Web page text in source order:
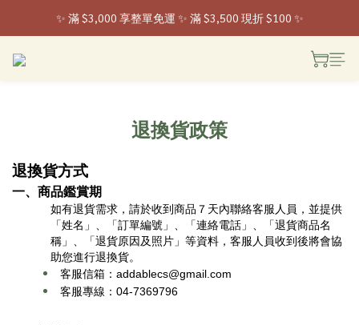
✨ 全家取貨新登場 ✨ 入會享 50 元購物金
✨ 滿 $3,000 享整單免運 ✨ 滿 $3,500 現折 $100 ✨
退換貨政策
退換貨方式
一、商品鑑賞期
如有退貨需求，請於收到商品７天內聯絡客服人員，並提供
「姓名」、「訂單編號」、「連絡電話」、「退貨商品名
稱」、「退貨原因及照片」等資料，客服人員收到後將會協
助您進行退換貨。
客服信箱：addablecs@gmail.com
客服專線：04-7369796